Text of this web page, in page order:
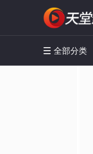
 全部分类